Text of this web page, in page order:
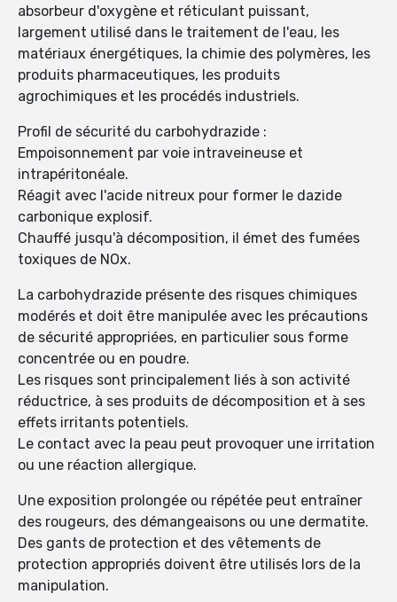
absorbeur d'oxygène et réticulant puissant,
largement utilisé dans le traitement de l'eau, les
matériaux énergétiques, la chimie des polymères, les
produits pharmaceutiques, les produits
agrochimiques et les procédés industriels.
Profil de sécurité du carbohydrazide :
Empoisonnement par voie intraveineuse et
intrapéritonéale.
Réagit avec l'acide nitreux pour former le dazide
carbonique explosif.
Chauffé jusqu'à décomposition, il émet des fumées
toxiques de NOx.
La carbohydrazide présente des risques chimiques
modérés et doit être manipulée avec les précautions
de sécurité appropriées, en particulier sous forme
concentrée ou en poudre.
Les risques sont principalement liés à son activité
réductrice, à ses produits de décomposition et à ses
effets irritants potentiels.
Le contact avec la peau peut provoquer une irritation
ou une réaction allergique.
Une exposition prolongée ou répétée peut entraîner
des rougeurs, des démangeaisons ou une dermatite.
Des gants de protection et des vêtements de
protection appropriés doivent être utilisés lors de la
manipulation.